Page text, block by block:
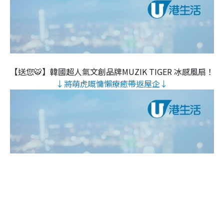
【送您🐯】韓國超人氣文創品牌MUZIK TIGER 冰感風扇！
↓將萌虎嘅慵懶療癒帶返屋企↓